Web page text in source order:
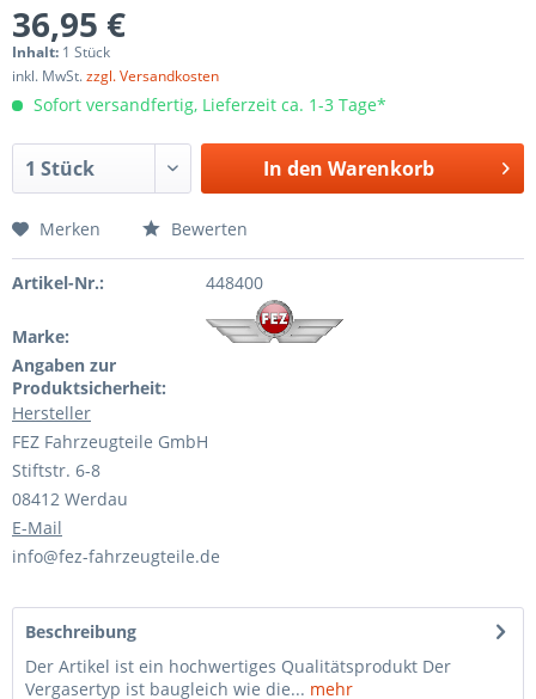
36,95 €
Inhalt: 1 Stück
inkl. MwSt.zzgl. Versandkosten
Sofort versandfertig, Lieferzeit ca. 1-3 Tage*
In den Warenkorb
Merken Bewerten
Artikel-Nr.: 448400
Marke:
Angaben zur
Produktsicherheit:
Hersteller
FEZ Fahrzeugteile GmbH
Stiftstr. 6-8
08412 Werdau
E-Mail
info@fez-fahrzeugteile.de
Beschreibung
Der Artikel ist ein hochwertiges Qualitätsprodukt Der
Vergasertyp ist baugleich wie die... mehr